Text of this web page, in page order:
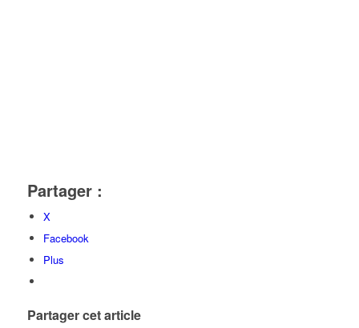
Partager :
X
Facebook
Plus
Partager cet article